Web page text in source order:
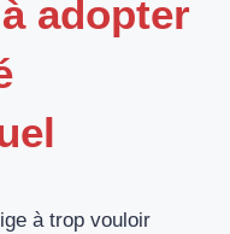
adopter
à trop vouloir